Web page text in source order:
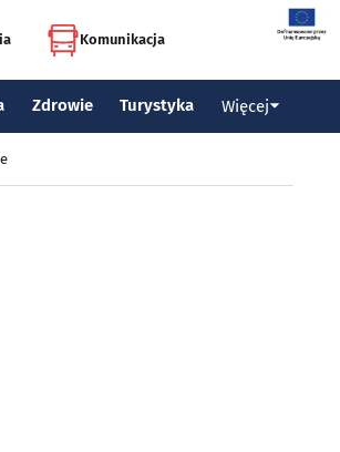
Komunikacja
Zdrowie Turystyka Więcej